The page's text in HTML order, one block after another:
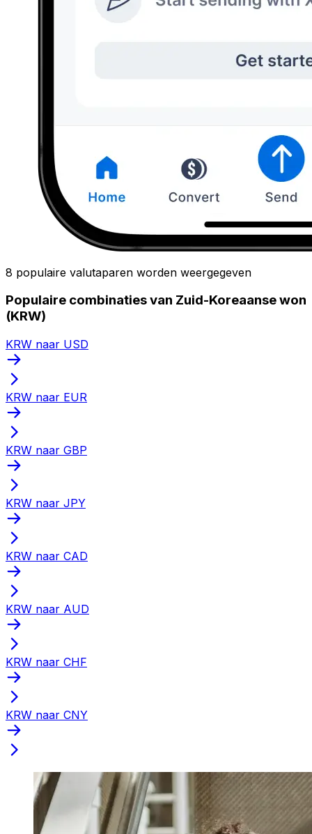
8 populaire valutaparen worden weergegeven
Populaire combinaties van Zuid-Koreaanse won
(KRW)
KRW naar USD
KRW naar EUR
KRW naar GBP
KRW naar JPY
KRW naar CAD
KRW naar AUD
KRW naar CHF
KRW naar CNY